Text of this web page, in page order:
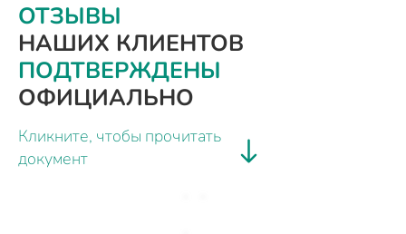
ОТЗЫВЫ
НАШИХ КЛИЕНТОВ
ПОДТВЕРЖДЕНЫ
ОФИЦИАЛЬНО
Кликните, чтобы прочитать
документ